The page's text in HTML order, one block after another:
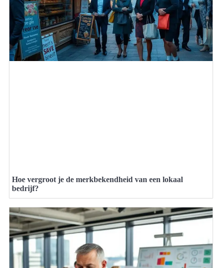
Hoe vergroot je de merkbekendheid van een lokaal
bedrijf?